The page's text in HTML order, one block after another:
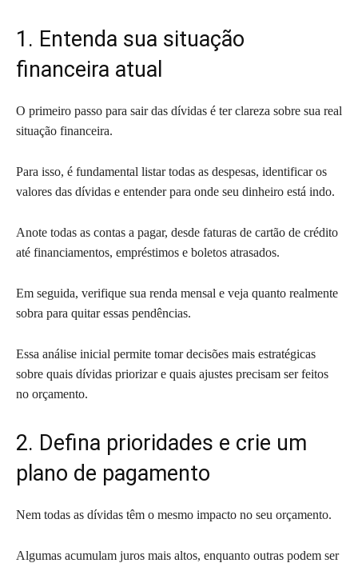
1. Entenda sua situação
financeira atual
O primeiro passo para sair das dívidas é ter clareza sobre sua real
situação financeira.
Para isso, é fundamental listar todas as despesas, identificar os
valores das dívidas e entender para onde seu dinheiro está indo.
Anote todas as contas a pagar, desde faturas de cartão de crédito
até financiamentos, empréstimos e boletos atrasados.
Em seguida, verifique sua renda mensal e veja quanto realmente
sobra para quitar essas pendências.
Essa análise inicial permite tomar decisões mais estratégicas
sobre quais dívidas priorizar e quais ajustes precisam ser feitos
no orçamento.
2. Defina prioridades e crie um
plano de pagamento
Nem todas as dívidas têm o mesmo impacto no seu orçamento.
Algumas acumulam juros mais altos, enquanto outras podem ser